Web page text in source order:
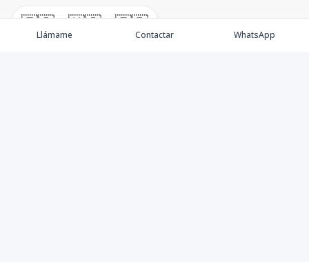
🇪🇸 🇺🇸 🇫🇷
Llámame Contactar WhatsApp